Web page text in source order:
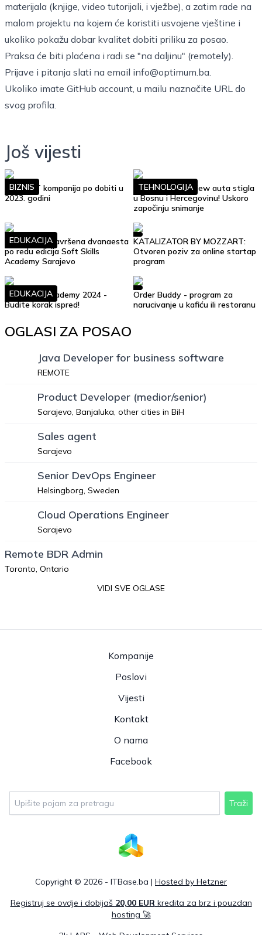
materijala (knjige, video tutorijali, i vježbe), a zatim rade na
malom projektu na kojem će koristiti usvojene vještine i
ukoliko pokažu dobar kvalitet dobiti priliku za posao.
Praksa će biti plaćena i radi se "na daljinu" (remotely).
Prijave i pitanja slati na email info@optimum.ba.
Ukoliko imate GitHub account, u mailu naznačite URL do
svog profila.
Još vijesti
Top 10 IT kompanija po dobiti u
2023. godini
BIZNIS
Google Street View auta stigla
u Bosnu i Hercegovinu! Uskoro
započinju snimanje
TEHNOLOGIJA
Uspješno je završena dvanaesta
po redu edicija Soft Skills
Academy Sarajevo
EDUKACIJA
KATALIZATOR BY MOZZART:
Otvoren poziv za online startap
program
Soft Skills Academy 2024 -
Budite korak ispred!
EDUKACIJA
Order Buddy - program za
narucivanje u kafiću ili restoranu
OGLASI ZA POSAO
Java Developer for business software
REMOTE
Product Developer (medior/senior)
Sarajevo, Banjaluka, other cities in BiH
Sales agent
Sarajevo
Senior DevOps Engineer
Helsingborg, Sweden
Cloud Operations Engineer
Sarajevo
Remote BDR Admin
Toronto, Ontario
VIDI SVE OGLASE
Kompanije
Poslovi
Vijesti
Kontakt
O nama
Facebook
Traži
Copyright © 2026 - ITBase.ba | Hosted by Hetzner
Registruj se ovdje i dobijaš 20,00 EURkredita za brz i pouzdan
hosting 🚀